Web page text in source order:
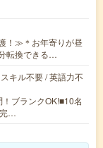
！≫＊お年寄りが昼
転換できる…
キル不要 / 英語力不
ブランクOK!■10名
完…